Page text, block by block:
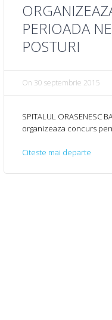
PERIOADA
POSTURI
On 30 septembrie 2015
SPITALUL ORASENESC
organizeaza concurs
Citeste mai departe